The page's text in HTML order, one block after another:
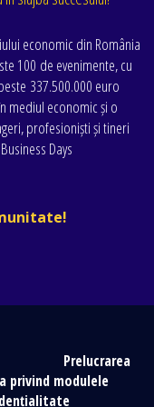
economic din România
100 de evenimente, cu
337.500.000 euro
mediul economic și o
profesioniști și tineri
Days
Prelucrarea
privind modulele